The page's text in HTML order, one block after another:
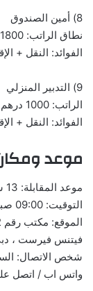
8) أمين الصندوق
نطاق الراتب: 1800 – 2000 درهم / الشهر
الفوائد: النقل +
9) التدبير المنزلي
الراتب: 1000 درهم / شهرياً
الفوائد: النقل +
موعد
موعد المقابلة: 13 سبتمبر – 16 سبتمبر 2021
التوقيت: 09:00 صباحا – 04:00 مساءا
فيتنس فيرست ،
شخص الاتصال:
واتس اب / اتصل